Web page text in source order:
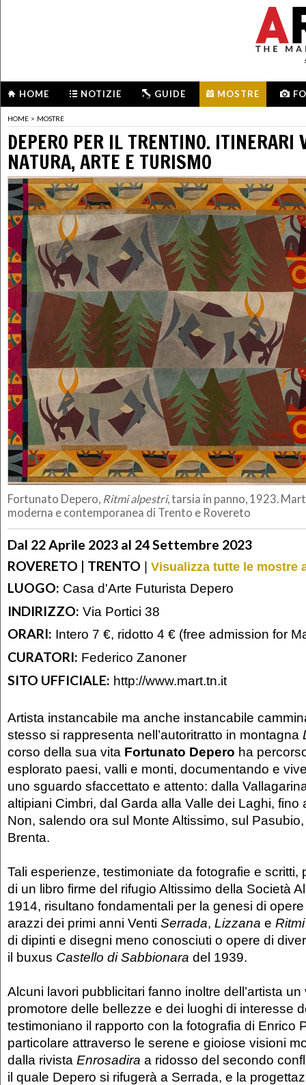
HOME NOTIZIE GUIDE MOSTRE
HOME > MOSTRE
DEPERO PER IL TRENTINO. ITINERARI
NATURA, ARTE E TURISMO
Fortunato Depero, Ritmi alpestri, tarsia in panno, 1923.
moderna e contemporanea di Trento e Rovereto
Dal 22 Aprile 2023 al 24 Settembre 2023
ROVERETO | TRENTO | Visualizza tutte le mostre
LUOGO: Casa d'Arte Futurista Depero
INDIRIZZO: Via Portici 38
ORARI: Intero 7 €, ridotto 4 € (free admission for
CURATORI: Federico Zanoner
SITO UFFICIALE: http://www.mart.tn.it
Artista instancabile ma anche instancabile
stesso si rappresenta nell’autoritratto in montagna
corso della sua vita Fortunato Depero ha
esplorato paesi, valli e monti, documentando e
uno sguardo sfaccettato e attento: dalla
altipiani Cimbri, dal Garda alla Valle dei Laghi, fino
Non, salendo ora sul Monte Altissimo, sul
Brenta.
Tali esperienze, testimoniate da fotografie e scritti,
di un libro firme del rifugio Altissimo della Società
1914, risultano fondamentali per la genesi di
arazzi dei primi anni Venti Serrada, Lizzana e
di dipinti e disegni meno conosciuti o opere di
il buxus Castello di Sabbionara del 1939.
Alcuni lavori pubblicitari fanno inoltre dell’artista
promotore delle bellezze e dei luoghi di interesse
testimoniano il rapporto con la fotografia di Enrico
particolare attraverso le serene e gioiose visioni
dalla rivista Enrosadira a ridosso del secondo
il quale Depero si rifugerà a Serrada, e la